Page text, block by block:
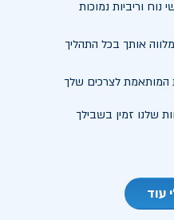
נוח וריביות נמוכות
אותך בכל התהליך
המותאמת לצרכים שלך
שלנו זמין בשבילך
עוד